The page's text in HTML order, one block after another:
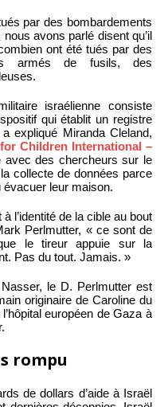
par des bombardements
avons parlé disent qu’il
ont été tués par des
armés de fusils, des
israélienne consiste
qui établit un registre
expliqué Miranda Cleland,
Children International –
avec des chercheurs sur le
collecte de données parce
évacuer leur maison.
l’identité de la cible au bout
Perlmutter, « ce sont de
le tireur appuie sur la
Pas du tout. Jamais. »
le D. Perlmutter est
originaire de Caroline du
européen de Gaza à
rompu
de dollars d’aide à Israël